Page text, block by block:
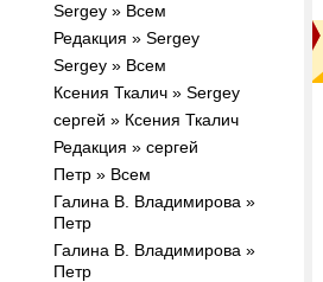
Sergey » Всем
Редакция » Sergey
Sergey » Всем
Ксения Ткалич » Sergey
сергей » Ксения Ткалич
Редакция » сергей
Петр » Всем
Галина В. Владимирова »
Петр
Галина В. Владимирова »
Петр